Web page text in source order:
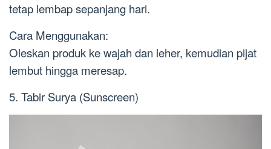
tetap lembap sepanjang hari.
Cara Menggunakan:
Oleskan produk ke wajah dan leher, kemudian pijat
lembut hingga meresap.
5. Tabir Surya (Sunscreen)